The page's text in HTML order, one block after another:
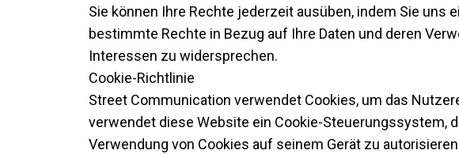
Sie können Ihre Rechte jederzeit ausüben, indem Sie uns
bestimmte Rechte in Bezug auf Ihre Daten und deren
Interessen zu widersprechen.
Cookie-Richtlinie
Street Communication verwendet Cookies, um das
verwendet diese Website ein Cookie-Steuerungssystem,
Verwendung von Cookies auf seinem Gerät zu